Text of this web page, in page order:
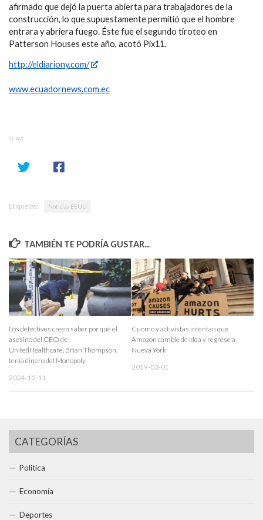
afirmado que dejó la puerta abierta para trabajadores de la
construcción, lo que supuestamente permitió que el hombre
entrara y abriera fuego. Éste fue el segundo tiroteo en
Patterson Houses este año, acotó Pix11.
http://eldiariony.com/
www.ecuadornews.com.ec
SHARE
Etiquetas: Noticias EEUU
TAMBIÉN TE PODRÍA GUSTAR...
Los detectives creen saber por qué el
asesino del CEO de
UnitedHealthcare, Brian Thompson,
tenía dinero del Monopoly
2024-12-11
Cuomo y activistas intentan que
Amazon cambie de idea y regrese a
Nueva York
2019-03-01
CATEGORÍAS
Política
Economía
Deportes